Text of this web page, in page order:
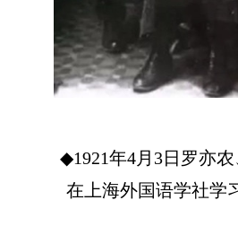
◆1921年4月 3日罗亦
在上海外国语学社学